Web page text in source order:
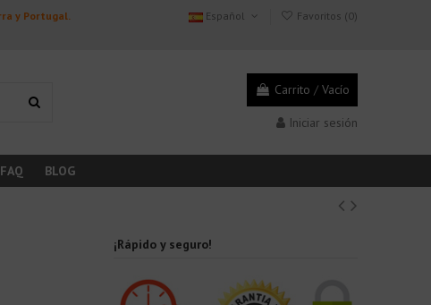
y Portugal. Español Favoritos (0)
Carrito / Vacío
Iniciar sesión
FAQ BLOG
¡Rápido y seguro!